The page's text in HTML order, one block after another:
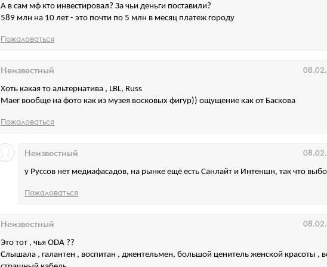
А в сам мф кто инвестировал? За чьи деньги поставили?
589 млн на 10 лет - это почти по 5 млн в месяц платеж городу
Пожаловаться
Хоть какая то альтернатива , LBL, Russ
Maer вообще на фото как из музея восковых фигур)) ощущение как от Баскова
Неизвестный
Пожаловаться
у Руссов нет медиафасадов, на рынке ещё есть Санлайт и Интеншн, так что
Неизвестный
Пожаловаться
Это тот , чья ODA ??
Слышала , галантен , воспитан , джентельмен, большой ценитель женской красоты ,
Неизвестный